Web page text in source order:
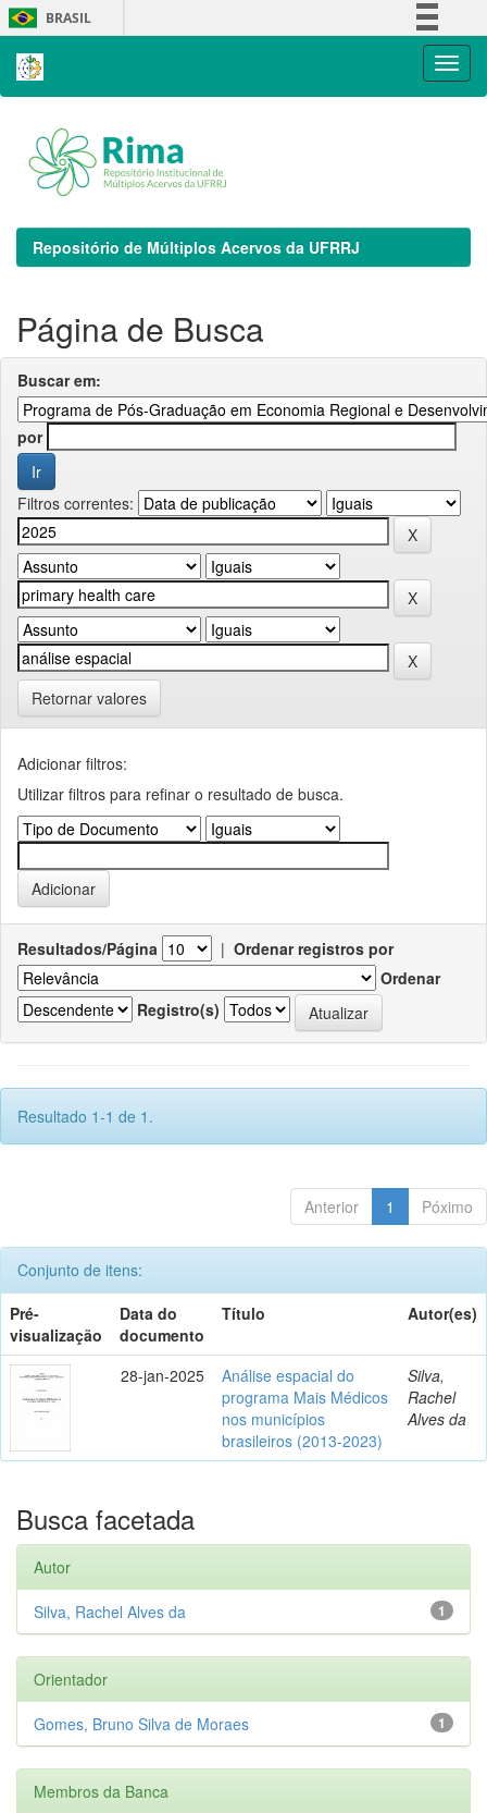
Skip
navigation
BRASIL
Repositório de Múltiplos Acervos da UFRRJ
Página de Busca
Buscar em:
por
Filtros correntes:
Retornar valores
Adicionar filtros:
Utilizar filtros para refinar o resultado de busca.
Resultados/Página | Ordenar registros por
Ordenar
Registro(s)
Resultado 1-1 de 1.
Anterior 1 Póximo
Conjunto de itens:
Pré-
visualização
Data do
documento
Título Autor(es)
28-jan-2025
Análise espacial do
programa Mais Médicos
nos municípios
brasileiros (2013-2023)
Silva,
Rachel
Alves da
Busca facetada
Autor
1
Silva, Rachel Alves da
Orientador
1
Gomes, Bruno Silva de Moraes
Membros da Banca